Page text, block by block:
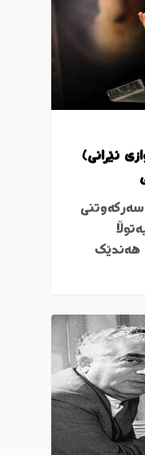
ئێرانی)
لە ساڵی ١٩٧٩دا، ھەندێک